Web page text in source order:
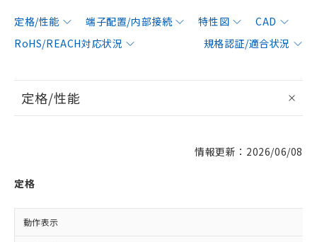
定格/性能 端子配置/内部接続 特性図
CAD
RoHS/REACH対応状況
規格認証/適合状況
定格/性能
情報更新：2026/06/08
定格
動作表示